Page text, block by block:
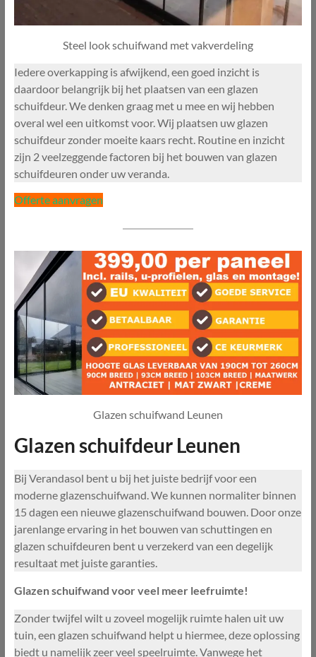
Steel look schuifwand met vakverdeling
Iedere overkapping is afwijkend, een goed inzicht is
daardoor belangrijk bij het plaatsen van een glazen
schuifdeur. We denken graag met u mee en wij hebben
overal wel een uitkomst voor. Wij plaatsen uw glazen
schuifdeur zonder moeite kaars recht. Routine en inzicht
zijn 2 veelzeggende factoren bij het bouwen van glazen
schuifdeuren onder uw veranda.
Offerte aanvragen
Glazen schuifwand Leunen
Glazen schuifdeur Leunen
Bij Verandasol bent u bij het juiste bedrijf voor een
moderne glazenschuifwand. We kunnen normaliter binnen
15 dagen een nieuwe glazenschuifwand bouwen. Door onze
jarenlange ervaring in het bouwen van schuttingen en
glazen schuifdeuren bent u verzekerd van een degelijk
resultaat met juiste garanties.
Glazen schuifwand voor veel meer leefruimte!
Zonder twijfel wilt u zoveel mogelijk ruimte halen uit uw
tuin, een glazen schuifwand helpt u hiermee, deze oplossing
biedt u namelijk zeer veel speelruimte. Vanwege het